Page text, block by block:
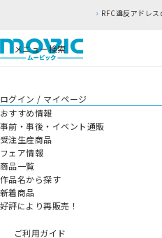
RFC違反アドレ
メニュー検索
ログイン / マイページ
おすすめ情報
事前・事後・イベント通販
受注生産商品
フェア情報
商品一覧
作品名から探す
新着商品
好評により再販売！
ご利用ガイド